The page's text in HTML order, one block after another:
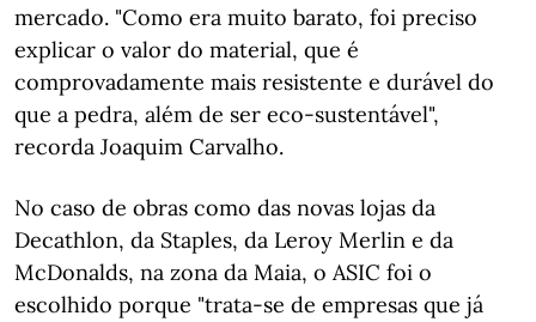
mercado. "Como era muito barato, foi preciso
explicar o valor do material, que é
comprovadamente mais resistente e durável do
que a pedra, além de ser eco-sustentável",
recorda Joaquim Carvalho.
No caso de obras como das novas lojas da
Decathlon, da Staples, da Leroy Merlin e da
McDonalds, na zona da Maia, o ASIC foi o
escolhido porque "trata-se de empresas que já